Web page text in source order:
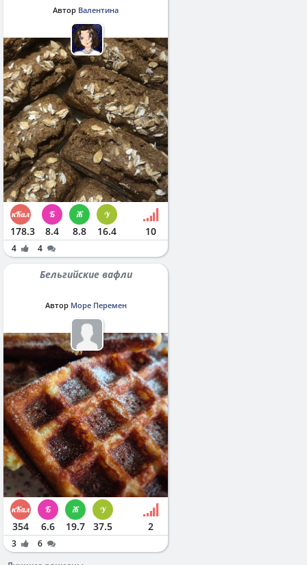
Автор Валентина
178.3 8.4 8.8 16.4 10
4 4
Бельгийские вафли
Автор Море Перемен
354 6.6 19.7 37.5 2
3
6